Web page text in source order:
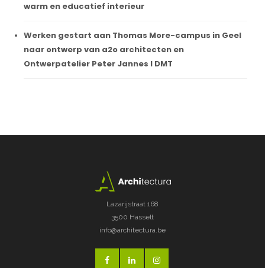
warm en educatief interieur
Werken gestart aan Thomas More-campus in Geel
naar ontwerp van a2o architecten en
Ontwerpatelier Peter Jannes I DMT
Lazarijstraat 168
3500 Hasselt
info@architectura.be